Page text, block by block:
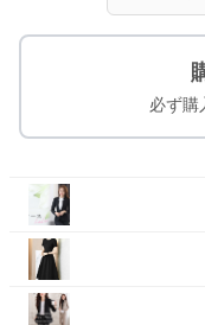
必ず購